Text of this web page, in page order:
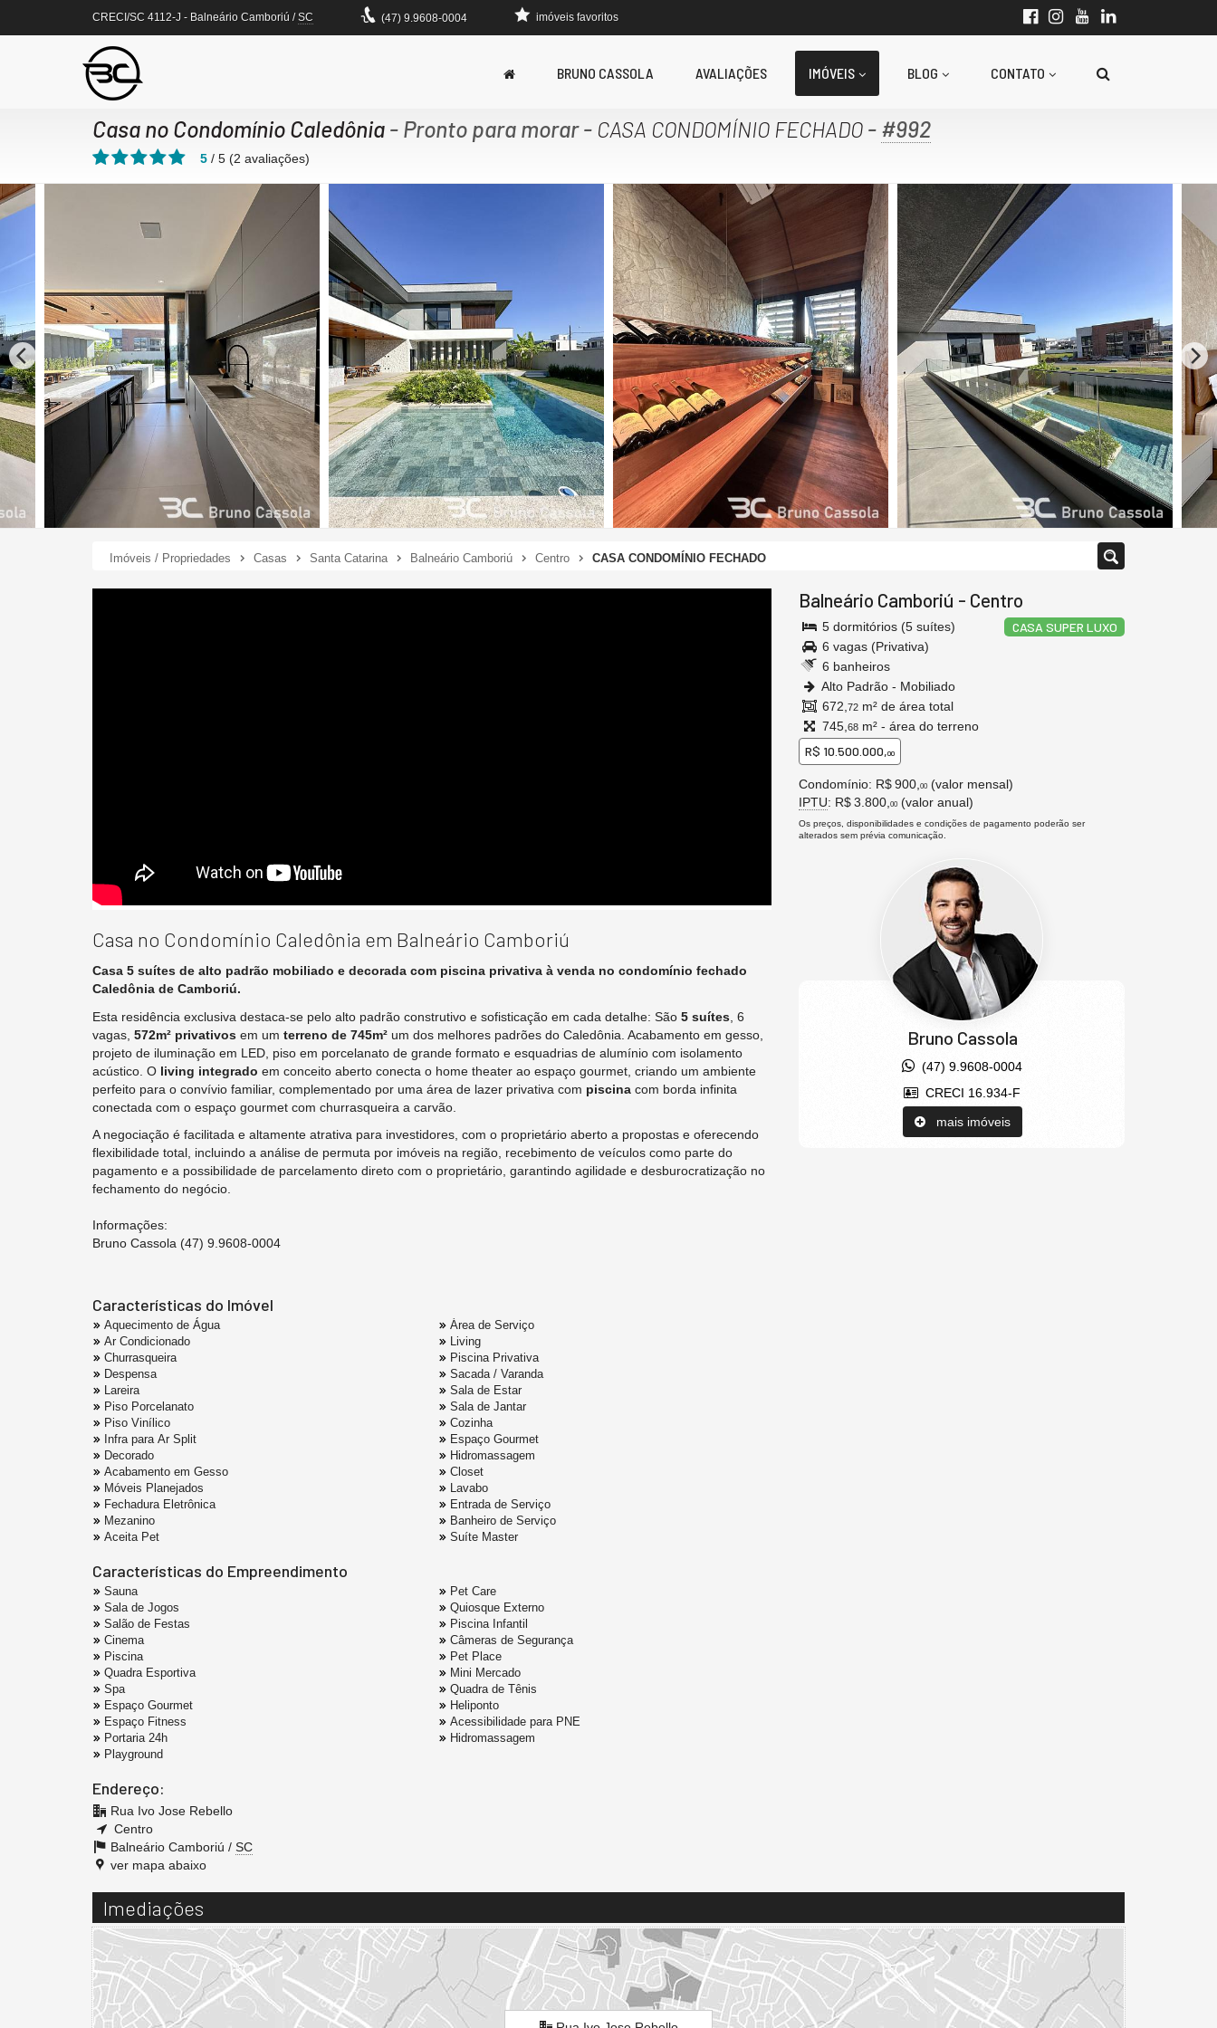
CRECI/SC 4112-J - Balneário Camboriú /SC (47) 9.9608-0004 imóveis favoritos
BRUNO CASSOLA AVALIAÇÕES IMÓVEIS BLOG CONTATO
Casa no Condomínio Caledônia - Pronto para morar- CASA CONDOMÍNIO FECHADO - #992
5 / 5 (2 avaliações)
Imóveis / Propriedades Casas Santa Catarina Balneário Camboriú Centro CASA CONDOMÍNIO FECHADO
Casa no Condomínio Caledônia em Balneário Camboriú
Casa 5 suítes de alto padrão mobiliado e decorada com piscina privativa à venda no condomínio fechado
Caledônia de Camboriú.
Esta residência exclusiva destaca-se pelo alto padrão construtivo e sofisticação em cada detalhe: São 5 suítes , 6
vagas, 572m² privativos em um terreno de 745m² um dos melhores padrões do Caledônia. Acabamento em gesso,
projeto de iluminação em LED, piso em porcelanato de grande formato e esquadrias de alumínio com isolamento
acústico. O living integrado em conceito aberto conecta o home theater ao espaço gourmet, criando um ambiente
perfeito para o convívio familiar, complementado por uma área de lazer privativa com piscina com borda infinita
conectada com o espaço gourmet com churrasqueira a carvão.
A negociação é facilitada e altamente atrativa para investidores, com o proprietário aberto a propostas e oferecendo
flexibilidade total, incluindo a análise de permuta por imóveis na região, recebimento de veículos como parte do
pagamento e a possibilidade de parcelamento direto com o proprietário, garantindo agilidade e desburocratização no
fechamento do negócio.
Informações:
Bruno Cassola (47) 9.9608-0004
Características do Imóvel
Aquecimento de Água
Ar Condicionado
Churrasqueira
Despensa
Lareira
Piso Porcelanato
Piso Vinílico
Infra para Ar Split
Decorado
Acabamento em Gesso
Móveis Planejados
Fechadura Eletrônica
Mezanino
Aceita Pet
Área de Serviço
Living
Piscina Privativa
Sacada / Varanda
Sala de Estar
Sala de Jantar
Cozinha
Espaço Gourmet
Hidromassagem
Closet
Lavabo
Entrada de Serviço
Banheiro de Serviço
Suíte Master
Características do Empreendimento
Sauna
Sala de Jogos
Salão de Festas
Cinema
Piscina
Quadra Esportiva
Spa
Espaço Gourmet
Espaço Fitness
Portaria 24h
Playground
Pet Care
Quiosque Externo
Piscina Infantil
Câmeras de Segurança
Pet Place
Mini Mercado
Quadra de Tênis
Heliponto
Acessibilidade para PNE
Hidromassagem
Endereço:
Rua Ivo Jose Rebello
Centro
Balneário Camboriú / SC
ver mapa abaixo
Balneário Camboriú - Centro
CASA SUPER LUXO
5 dormitórios (5 suítes)
6 vagas (Privativa)
6 banheiros
Alto Padrão - Mobiliado
672, 72 m² de área total
745, 68 m² - área do terreno
R$ 10.500.000,00
Condomínio: R$ 900, 00 (valor mensal)
IPTU: R$ 3.800, 00 (valor anual)
Os preços, disponibilidades e condições de pagamento poderão ser
alterados sem prévia comunicação.
Bruno Cassola
(47) 9.9608-0004
CRECI 16.934-F
mais imóveis
Imediações